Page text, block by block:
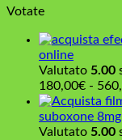
Votate
online
Valutato 5.00
180,00€ -
suboxone
Valutato 5.00